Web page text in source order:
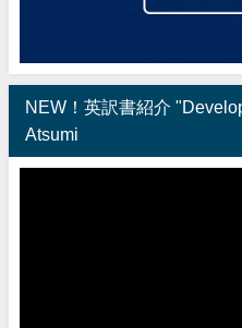
NEW！英訳書紹介
Atsumi